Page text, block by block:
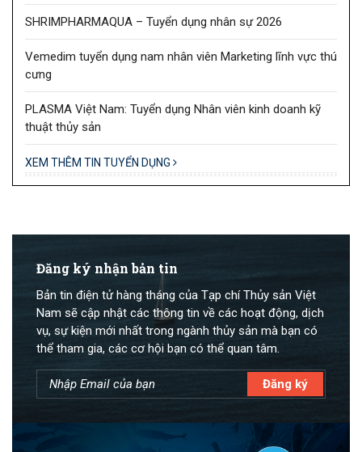
SHRIMPHARMAQUA – Tuyển dụng nhân sự 2026
Vemedim tuyển dụng nam nhân viên Marketing lĩnh vực thú
cưng
PLASMA Việt Nam: Tuyển dụng Nhân viên kinh doanh kỹ
thuật thủy sản
XEM THÊM TIN TUYỂN DỤNG
Đăng ký nhận bản tin
Bản tin điện tử hàng tháng của Tạp chí Thủy sản Việt
Nam sẽ cập nhật các thông tin về các hoạt động, dịch
vụ, sự kiện mới nhất trong ngành thủy sản mà bạn có
thể tham gia, các cơ hội bạn có thể quan tâm.